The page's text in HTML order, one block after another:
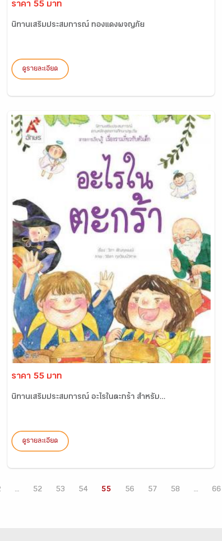
ราคา 55 บาท
นิทานเสริมประสบการณ์ ทองแดงผจญภัย
ดูรายละเอียด
ราคา 55 บาท
นิทานเสริมประสบการณ์ อะไรในตะกร้า สำหรับ...
ดูรายละเอียด
... 52 53 54 55 56 57 58 ... 66